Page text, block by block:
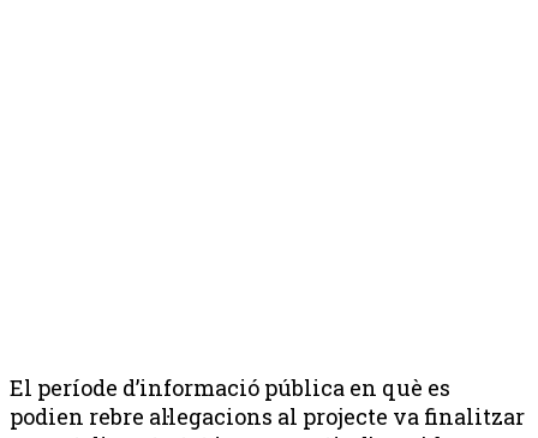
El període d’informació pública en què es
podien rebre al·legacions al projecte va finalitzar